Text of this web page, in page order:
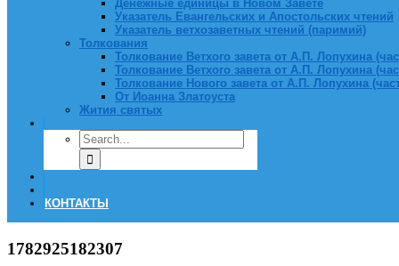
Денежные единицы в Новом Завете
Указатель Евангельских и Апостольских чтений
Указатель ветхозаветных чтений (паримий)
Толкования
Толкование Ветхого завета от А.П. Лопухина
Толкование Ветхого завета от А.П. Лопухина
Толкование Нового завета от А.П. Лопухина
От Иоанна Златоуста
Жития святых
КОНТАКТЫ
1782925182307